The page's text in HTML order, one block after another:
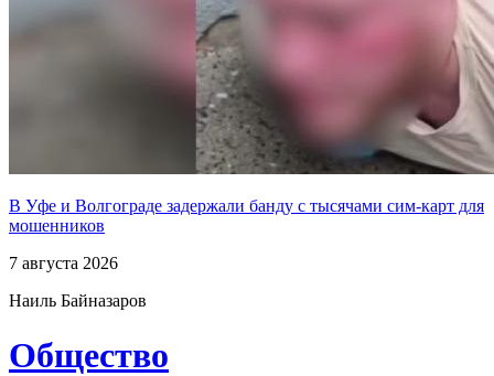
В Уфе и Волгограде задержали банду с тысячами сим-карт для
мошенников
7 августа 2026
Наиль Байназаров
Общество